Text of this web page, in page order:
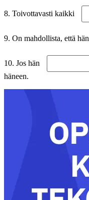
8. Toivottavasti kaikki
9. On mahdollista, että hän
10. Jos hän
häneen.